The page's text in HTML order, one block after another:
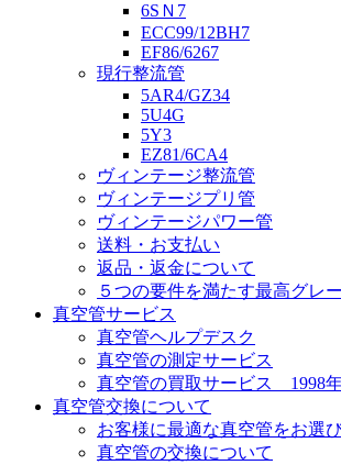
6SＮ7
ECC99/12BH7
EF86/6267
現行整流管
5AR4/GZ34
5U4G
5Y3
EZ81/6CA4
ヴィンテージ整流管
ヴィンテージプリ管
ヴィンテージパワー管
送料・お支払い
返品・返金について
５つの要件を満たす最高グレ
真空管サービス
真空管ヘルプデスク
真空管の測定サービス
真空管の買取サービス 1998
真空管交換について
お客様に最適な真空管をお選
真空管の交換について